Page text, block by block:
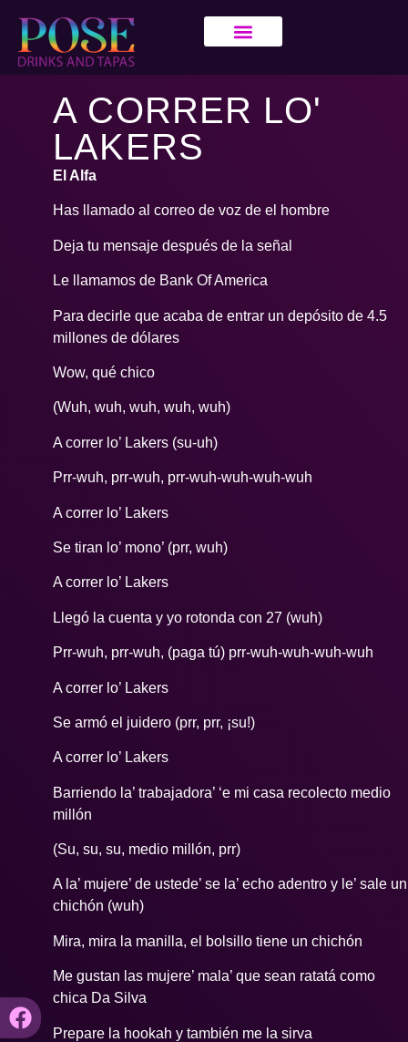
A CORRER LO'
LAKERS
El Alfa
Has llamado al correo de voz de el hombre
Deja tu mensaje después de la señal
Le llamamos de Bank Of America
Para decirle que acaba de entrar un depósito de 4.5
millones de dólares
Wow, qué chico
(Wuh, wuh, wuh, wuh, wuh)
A correr lo’ Lakers (su-uh)
Prr-wuh, prr-wuh, prr-wuh-wuh-wuh-wuh
A correr lo’ Lakers
Se tiran lo’ mono’ (prr, wuh)
A correr lo’ Lakers
Llegó la cuenta y yo rotonda con 27 (wuh)
Prr-wuh, prr-wuh, (paga tú) prr-wuh-wuh-wuh-wuh
A correr lo’ Lakers
Se armó el juidero (prr, prr, ¡su!)
A correr lo’ Lakers
Barriendo la’ trabajadora’ ‘e mi casa recolecto medio
millón
(Su, su, su, medio millón, prr)
A la’ mujere’ de ustede’ se la’ echo adentro y le’ sale un
chichón (wuh)
Mira, mira la manilla, el bolsillo tiene un chichón
Me gustan las mujere’ mala’ que sean ratatá como
chica Da Silva
Prepare la hookah y también me la sirva